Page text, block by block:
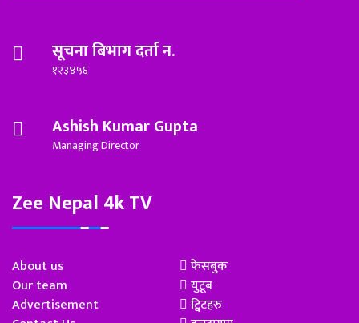
सूचना बिभाग दर्ता न.
१२३४५६
Ashish Kumar Gupta
Managing Director
Zee Nepal 4k TV
About us
Our team
Advertisement
फेसबुक
युटूब
ट्विटहरु